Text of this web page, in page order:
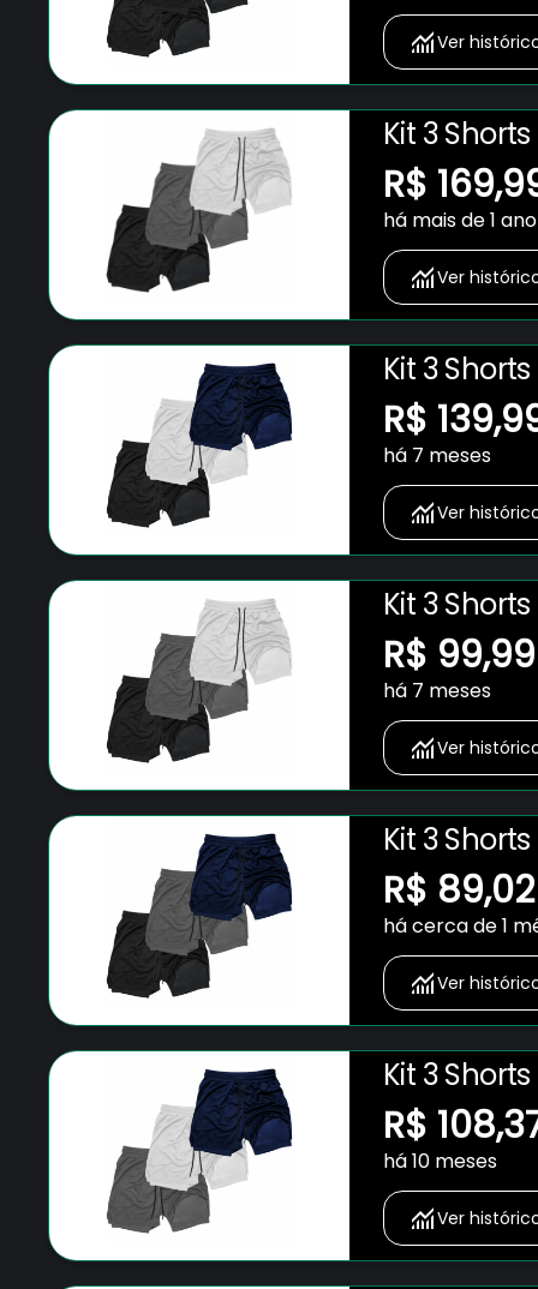
Ver
Kit 3
Bolso para
Fitness
R$
há mais de 1 ano
Ver
Kit 3
Bolso para
Fitness
R$
há 7 meses
Ver
Kit 3
Bolso para
Fitness
R$ 99,99
há 7 meses
Ver
Kit 3
Bolso para
Fitness
R$ 89,02
há cerca de 1
Ver
Kit 3
Bolso para
Fitness
R$
há 10 meses
Ver